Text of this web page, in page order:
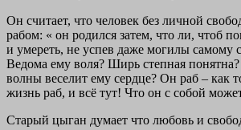
Он считает, что человек без личной
рабом: « он родился затем, что ли, чтоб
и умереть, не успев даже могилы самому
Ведома ему воля? Ширь степная
волны веселит ему сердце? Он раб – как
жизнь раб, и всё тут! Что он с собой
Старый цыган думает что любовь и